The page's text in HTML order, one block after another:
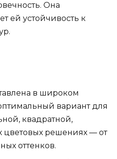
Она
ей устойчивость к
в широком
вариант для
квадратной,
цветовых решениях — от
оттенков.